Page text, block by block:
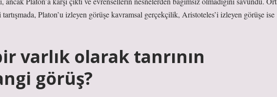
Platon’u izleyen görüşe kavramsal gerçekçilik, Aristoteles’i izleyen görüşe ise
varlık olarak tanrının
görüş?